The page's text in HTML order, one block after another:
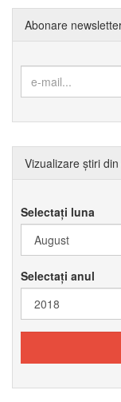
Abonare
Vizualizare știri
Selectați luna
Selectați anul